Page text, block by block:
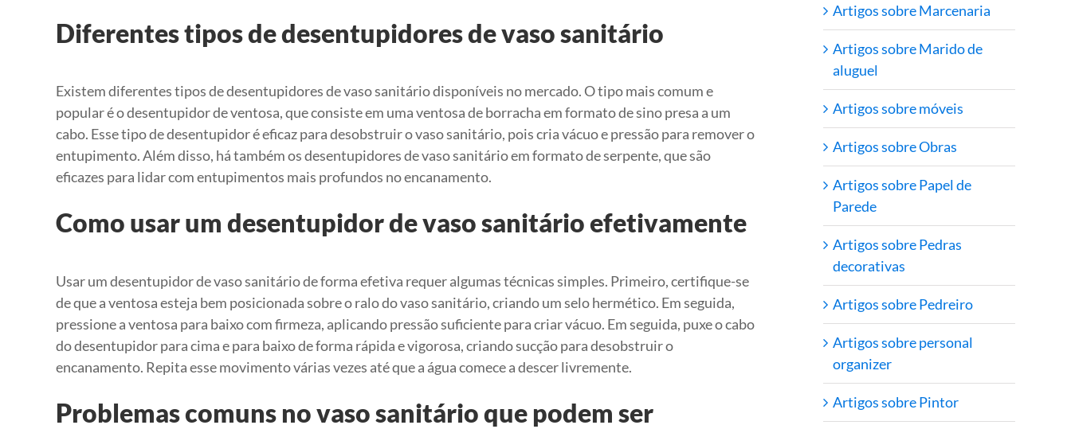
Diferentes tipos de desentupidores de vaso sanitário
Existem diferentes tipos de desentupidores de vaso sanitário disponíveis no mercado. O tipo mais comum e
popular é o desentupidor de ventosa, que consiste em uma ventosa de borracha em formato de sino presa a um
cabo. Esse tipo de desentupidor é eficaz para desobstruir o vaso sanitário, pois cria vácuo e pressão para remover o
entupimento. Além disso, há também os desentupidores de vaso sanitário em formato de serpente, que são
eficazes para lidar com entupimentos mais profundos no encanamento.
Como usar um desentupidor de vaso sanitário efetivamente
Usar um desentupidor de vaso sanitário de forma efetiva requer algumas técnicas simples. Primeiro, certifique-se
de que a ventosa esteja bem posicionada sobre o ralo do vaso sanitário, criando um selo hermético. Em seguida,
pressione a ventosa para baixo com firmeza, aplicando pressão suficiente para criar vácuo. Em seguida, puxe o cabo
do desentupidor para cima e para baixo de forma rápida e vigorosa, criando sucção para desobstruir o
encanamento. Repita esse movimento várias vezes até que a água comece a descer livremente.
Problemas comuns no vaso sanitário que podem ser
Artigos sobre Marcenaria
Artigos sobre Marido de
aluguel
Artigos sobre móveis
Artigos sobre Obras
Artigos sobre Papel de
Parede
Artigos sobre Pedras
decorativas
Artigos sobre Pedreiro
Artigos sobre personal
organizer
Artigos sobre Pintor